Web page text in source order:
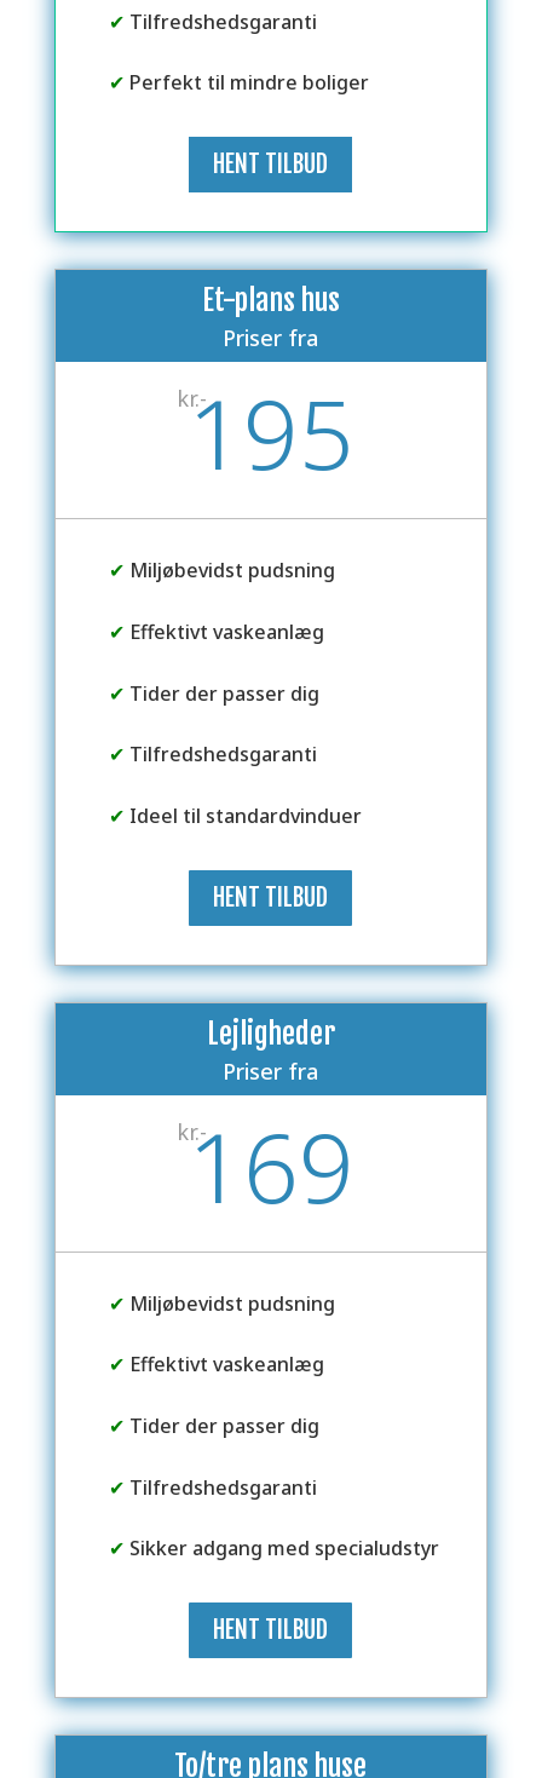
✔ Tilfredshedsgaranti
✔ Perfekt til mindre boliger
HENT TILBUD
Et-plans hus
Priser fra
kr.-
195
✔ Miljøbevidst pudsning
✔ Effektivt vaskeanlæg
✔ Tider der passer dig
✔ Tilfredshedsgaranti
✔ Ideel til standardvinduer
HENT TILBUD
Lejligheder
Priser fra
kr.-
169
✔ Miljøbevidst pudsning
✔ Effektivt vaskeanlæg
✔ Tider der passer dig
✔ Tilfredshedsgaranti
✔ Sikker adgang med specialudstyr
HENT TILBUD
To/tre plans huse